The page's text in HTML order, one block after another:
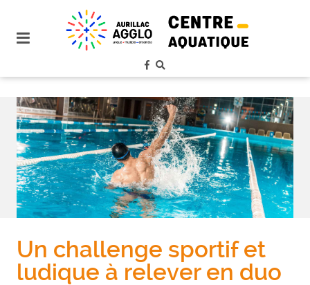
site
au
aller au
contenu
Un challenge sportif et
ludique à relever en duo